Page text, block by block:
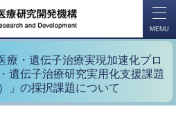
MENU
療・遺伝子治療実現加速化プロ
遺伝子治療研究実用化支援課題
」の採択課題について